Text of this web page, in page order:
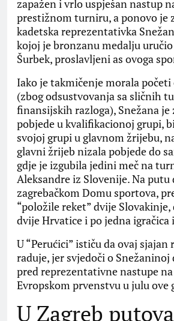
zapažen i vrlo uspješan nastup
prestižnom turniru, a ponovo je
kadetska reprezentativka
kojoj je bronzanu medalju
Šurbek, proslavljeni as ovoga
Iako je takmičenje morala
(zbog odsustvovanja sa sličnih
finansijskih razloga), Snežana je
pobjede u kvalifikacionoj grupi,
svojoj grupi u glavnom žrijebu,
glavni žrijeb nizala pobjede do
gdje je izgubila jedini meč na
Aleksandre iz Slovenije. Na putu
zagrebačkom Domu sportova,
“položile reket” dvije Slovakinje,
dvije Hrvatice i po jedna
U “Perućici” ističu da ovaj
raduje, jer svjedoči o
pred reprezentativne nastupe
Evropskom prvenstvu u julu ove
U Zagreb